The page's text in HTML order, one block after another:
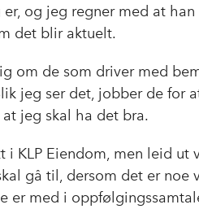
og jeg regner med at
det blir aktuelt.
om de som driver med
jeg ser det, jobber de for
jeg skal ha det bra.
i KLP Eiendom, men leid
gå til, dersom det er
er med i